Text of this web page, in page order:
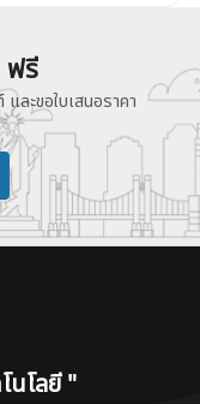
ฟรี
ละขอใบเสนอราคา
นโลยี"